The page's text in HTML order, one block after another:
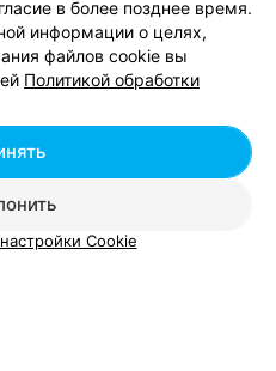
Уручье в Минске
Уручье в Минске
в более позднее время.
информации о целях,
файлов cookie вы
Политикой обработки
Cookie